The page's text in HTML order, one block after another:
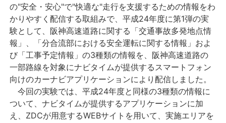
の"安全・安心"で"快適な"走行を支援するための情報をわ
かりやすく配信する取組みで、平成24年度に第1弾の実
験として、阪神高速道路に関する「交通事故多発地点情
報」、「分合流部における安全運転に関する情報」およ
び「工事予定情報」の3種類の情報を、阪神高速道路の
一部路線を対象にナビタイムが提供するスマートフォン
向けのカーナビアプリケーションにより配信しました。
今回の実験では、平成24年度と同様の3種類の情報に
ついて、ナビタイムが提供するアプリケーションに加
え、ZDCが用意するWEBサイトを用いて、実施エリアを